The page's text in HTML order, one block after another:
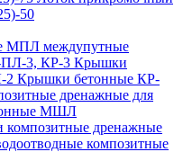
50
МПЛ междупутные
3, КР-3 Крышки
2 Крышки бетонные КР-
дренажные для
МШЛ
композитные дренажные
композитные